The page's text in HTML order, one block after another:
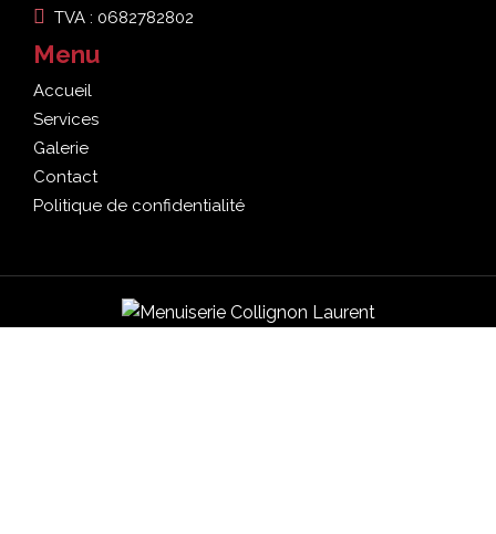
TVA : 0682782802
Menu
Accueil
Services
Galerie
Contact
Politique de confidentialité